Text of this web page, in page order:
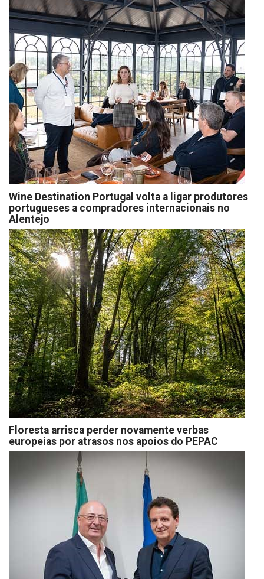
Wine Destination Portugal volta a ligar produtores
portugueses a compradores internacionais no
Alentejo
Floresta arrisca perder novamente verbas
europeias por atrasos nos apoios do PEPAC